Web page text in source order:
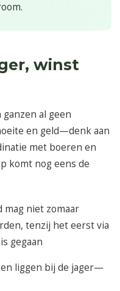
winst
al geen
en geld—denk aan
met boeren en
komt nog eens de
mag niet zomaar
tenzij het eerst via
gegaan
liggen bij de jager—